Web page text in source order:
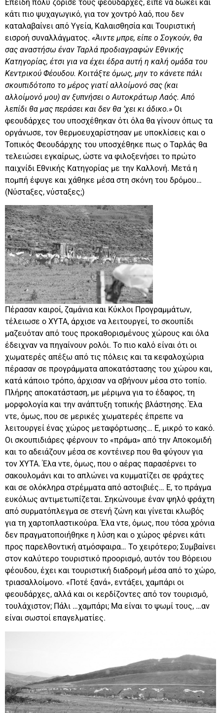
Επειδή πολύ ζόρισε τους φεουδάρχες, είπε να δώκει και
κάτι πιο ψυχαγωγικό, για τον χοντρό λαό, που δεν
καταλαβαίνει από Υγεία, Καλαισθησία και Τουριστική
εισροή συναλλάγματος. «Άιντε μπρε, είπε ο Σογκούν, θα
σας αναστήσω έναν Ταρλά προδιαγραφών Εθνικής
Κατηγορίας, έτσι για να έχει έδρα αυτή η καλή ομάδα του
Κεντρικού Φέουδου. Κοιτάξτε όμως, μην το κάνετε πάλι
σκουπιδότοπο το μέρος γιατί αλλοίμονό σας (και
αλλοίμονό μου) αν ξυπνήσει ο Αυτοκράτωρ Λαός. Από
λεπίδι θα μας περάσει και δεν θα ’χει κι άδικο.» Οι
φεουδάρχες του υποσχέθηκαν ότι όλα θα γίνουν όπως τα
οργάνωσε, τον θερμοευχαρίστησαν με υποκλίσεις και ο
Τοπικός Φεουδάρχης του υποσχέθηκε πως ο Ταρλάς θα
τελειώσει εγκαίρως, ώστε να φιλοξενήσει το πρώτο
παιχνίδι Εθνικής Κατηγορίας με την Καλλονή. Μετά η
πομπή έφυγε και χάθηκε μέσα στη σκόνη του δρόμου…
(Νύσταξες, νύσταξες;)
Πέρασαν καιροί, ζαμάνια και Κύκλοι Προγραμμάτων,
τέλειωσε ο ΧΥΤΑ, άρχισε να λειτουργεί, το σκουπίδι
μαζευόταν από τους προκαθορισμένους χώρους και όλα
έδειχναν να πηγαίνουν ρολόι. Το πιο καλό είναι ότι οι
χωματερές απέξω από τις πόλεις και τα κεφαλοχώρια
πέρασαν σε προγράμματα αποκατάστασης του χώρου και,
κατά κάποιο τρόπο, άρχισαν να σβήνουν μέσα στο τοπίο.
Πλήρης αποκατάσταση, με μέριμνα για το έδαφος, τη
μορφολογία και την ανάπτυξη τοπικής βλάστησης. Έλα
ντε, όμως, που σε μερικές χωματερές έπρεπε να
λειτουργεί ένας χώρος μεταφόρτωσης… Ε, μικρό το κακό.
Οι σκουπιδιάρες φέρνουν το «πράμα» από την Αποκομιδή
και το αδειάζουν μέσα σε κοντέινερ που θα φύγουν για
τον ΧΥΤΑ. Έλα ντε, όμως, που ο αέρας παρασέρνει το
σακουλομάνι και το απλώνει να κυμματίζει σε φράχτες
και σε ολόκληρα στρέμματα από αστοιβιές… Ε, το πράγμα
ευκόλως αντιμετωπίζεται. Σηκώνουμε έναν ψηλό φράχτη
από συρματόπλεγμα σε στενή ζώνη και γίνεται κλωβός
για τη χαρτοπλαστικούρα. Έλα ντε, όμως, που τόσα χρόνια
δεν πραγματοποιήθηκε η λύση και ο χώρος φέρνει κάτι
προς παρελθοντική ατμόσφαιρα… Το χειρότερο; Συμβαίνει
στον καλύτερο τουριστικό προορισμό, αυτόν του Βόρειου
φέουδου, έχει και τουριστική διαδρομή μέσα από το χώρο,
τριασαλλοίμονο. «Ποτέ ξανά», εντάξει, χαμπάρι οι
φεουδάρχες, αλλά και οι κερδίζοντες από τον τουρισμό,
τουλάχιστον; Πάλι …χαμπάρι; Μα είναι το ψωμί τους, …αν
είναι σωστοί επαγελματίες.